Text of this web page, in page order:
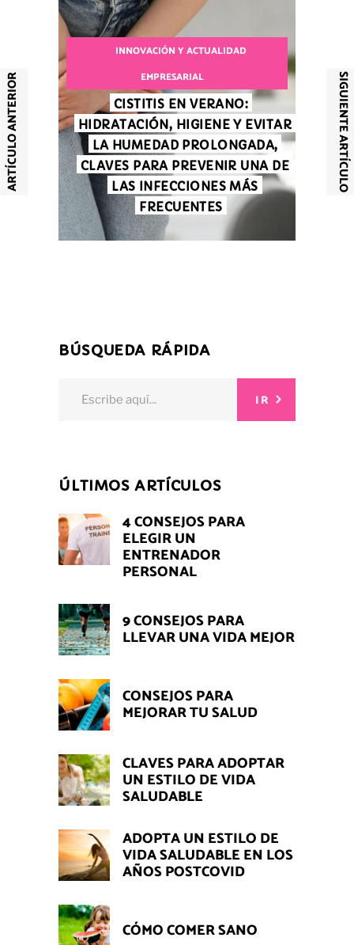
ARTÍCULO ANTERIOR SIGUIENTE ARTÍCULO
INNOVACIÓN Y ACTUALIDAD
EMPRESARIAL
CISTITIS EN VERANO:
HIDRATACIÓN, HIGIENE Y EVITAR
LA HUMEDAD PROLONGADA,
CLAVES PARA PREVENIR UNA DE
LAS INFECCIONES MÁS
FRECUENTES
BÚSQUEDA RÁPIDA
IR
ÚLTIMOS ARTÍCULOS
4 CONSEJOS PARA
ELEGIR UN
ENTRENADOR
PERSONAL
9 CONSEJOS PARA
LLEVAR UNA VIDA MEJOR
CONSEJOS PARA
MEJORAR TU SALUD
CLAVES PARA ADOPTAR
UN ESTILO DE VIDA
SALUDABLE
ADOPTA UN ESTILO DE
VIDA SALUDABLE EN LOS
AÑOS POSTCOVID
CÓMO COMER SANO